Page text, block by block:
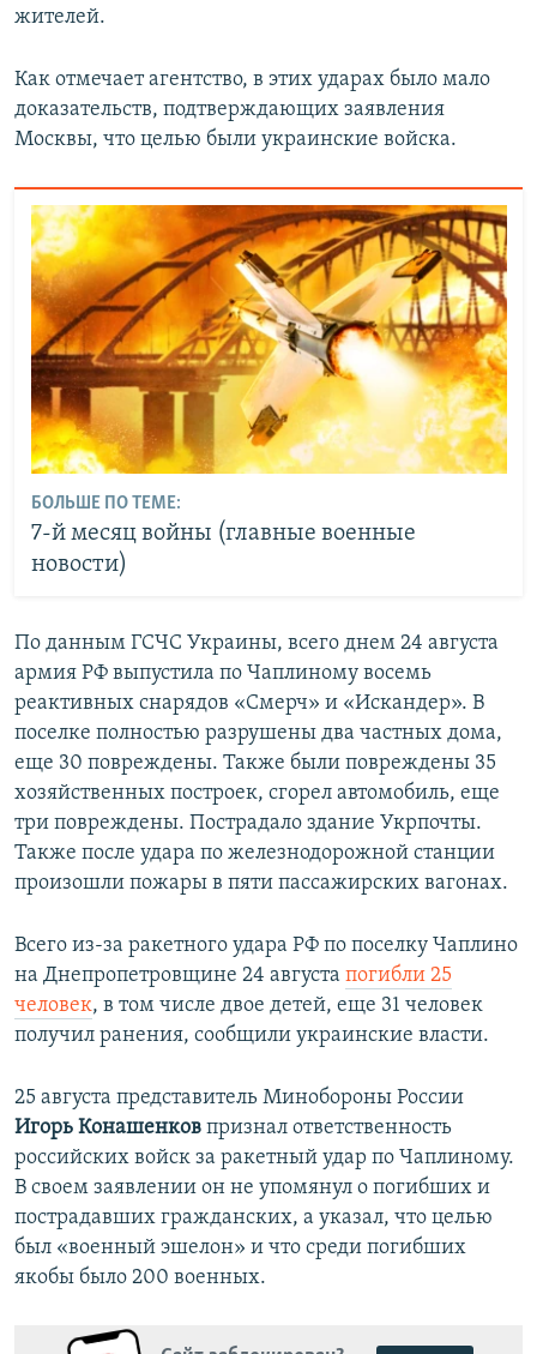
жителей.
Как отмечает агентство, в этих ударах было мало
доказательств, подтверждающих заявления
Москвы, что целью были украинские войска.
БОЛЬШЕ ПО ТЕМЕ:
7-й месяц войны (главные военные
новости)
По данным ГСЧС Украины, всего днем 24 августа
армия РФ выпустила по Чаплиному восемь
реактивных снарядов «Смерч» и «Искандер». В
поселке полностью разрушены два частных дома,
еще 30 повреждены. Также были повреждены 35
хозяйственных построек, сгорел автомобиль, еще
три повреждены. Пострадало здание Укрпочты.
Также после удара по железнодорожной станции
произошли пожары в пяти пассажирских вагонах.
Всего из-за ракетного удара РФ по поселку Чаплино
на Днепропетровщине 24 августа погибли 25
человек, в том числе двое детей, еще 31 человек
получил ранения, сообщили украинские власти.
25 августа представитель Минобороны России
Игорь Конашенков признал ответственность
российских войск за ракетный удар по Чаплиному.
В своем заявлении он не упомянул о погибших и
пострадавших гражданских, а указал, что целью
был «военный эшелон» и что среди погибших
якобы было 200 военных.